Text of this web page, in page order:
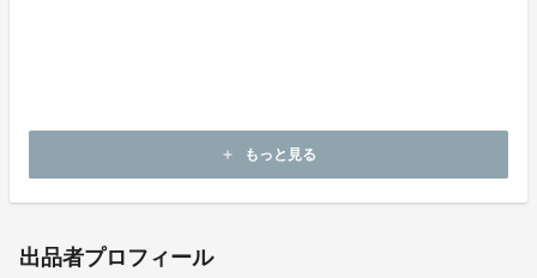
add もっと見る
出品者プロフィール